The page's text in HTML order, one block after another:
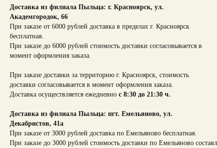
Доставка из филиала Пыльца: г. Красноярск, ул.
Академгородок, 66
При заказе от 6000 рублей доставка в пределах г. Красноярск
бесплатная.
При заказе до 6000 рублей стоимость доставки согласовывается в
момент оформления заказа.
При заказе доставки за территорию г. Красноярск, стоимость
доставки согласовывается в момент оформления заказа.
Доставка осуществляется ежедневно с 8:30 до 21:30 ч.
Доставка из филиала Пыльца: пгт. Емельяново, ул.
Декабристов, 41а
При заказе от 3000 рублей доставка по Емельяново бесплатная.
При заказе до 3000 рублей стоимость доставки по Емельяново